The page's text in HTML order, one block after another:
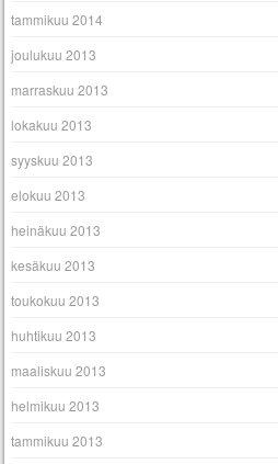
tammikuu 2014
joulukuu 2013
marraskuu 2013
lokakuu 2013
syyskuu 2013
elokuu 2013
heinäkuu 2013
kesäkuu 2013
toukokuu 2013
huhtikuu 2013
maaliskuu 2013
helmikuu 2013
tammikuu 2013